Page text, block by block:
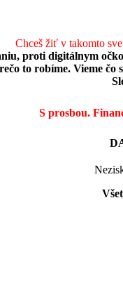
Chceš žiť v takomto
proti digitálnym
to robíme. Vieme
S prosbou.